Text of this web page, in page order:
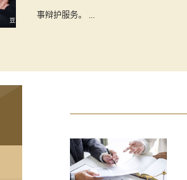
事辩护服务。 ...